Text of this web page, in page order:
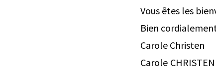
Vous êtes les
Bien
Carole Christen
Carole